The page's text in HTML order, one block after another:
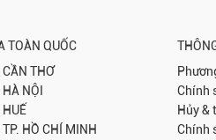
TOÀN QUỐC
CẦN THƠ
HÀ NỘI
HUẾ
TP. HỒ CHÍ MINH
Chính
Hủy &
Chính